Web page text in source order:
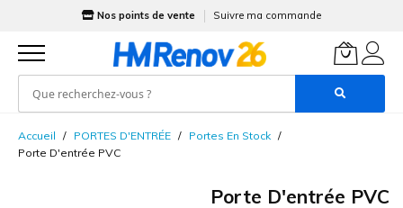
Nos points de vente Suivre ma commande
contenu
Accueil PORTES D'ENTRÉE
Portes En Stock
Porte D'entrée PVC
Porte D'entrée PVC